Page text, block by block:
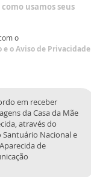
usamos seus
o
e oAviso de Privacidade
em receber
da Casa da Mãe
através do
Santuário Nacional e
de